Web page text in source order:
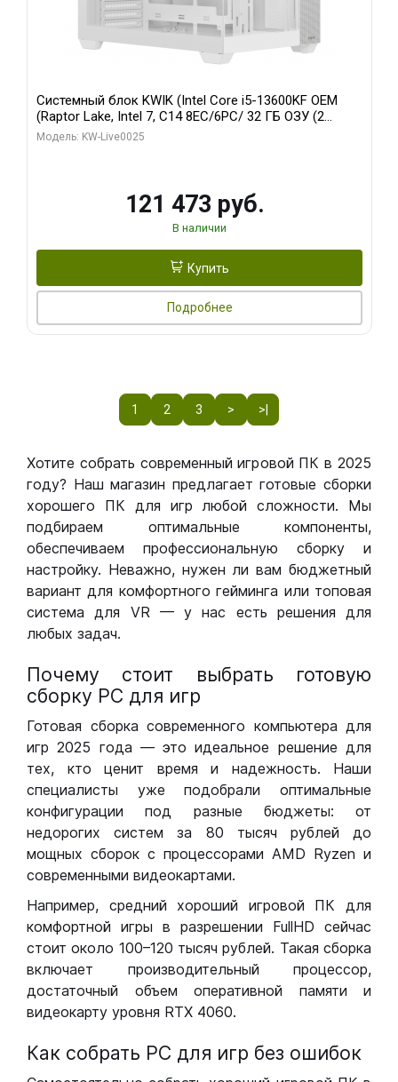
Системный блок KWIK (Intel Core i5-13600KF OEM
(Raptor Lake, Intel 7, C14 8EC/6PC/ 32 ГБ ОЗУ (2
модуля)/ Gigabyte RTX5060 WINDFORCE OC 8GB
Модель: KW-Live0025
121 473 руб.
В наличии
Купить
Подробнее
1 2 3 > >|
Хотите собрать современный игровой ПК в 2025
году? Наш магазин предлагает готовые сборки
хорошего ПК для игр любой сложности. Мы
подбираем оптимальные компоненты,
обеспечиваем профессиональную сборку и
настройку. Неважно, нужен ли вам бюджетный
вариант для комфортного гейминга или топовая
система для VR — у нас есть решения для
любых задач.
Почему стоит выбрать готовую
сборку РС для игр
Готовая сборка современного компьютера для
игр 2025 года — это идеальное решение для
тех, кто ценит время и надежность. Наши
специалисты уже подобрали оптимальные
конфигурации под разные бюджеты: от
недорогих систем за 80 тысяч рублей до
мощных сборок с процессорами AMD Ryzen и
современными видеокартами.
Например, средний хороший игровой ПК для
комфортной игры в разрешении FullHD сейчас
стоит около 100–120 тысяч рублей. Такая сборка
включает производительный процессор,
достаточный объем оперативной памяти и
видеокарту уровня RTX 4060.
Как собрать РС для игр без ошибок